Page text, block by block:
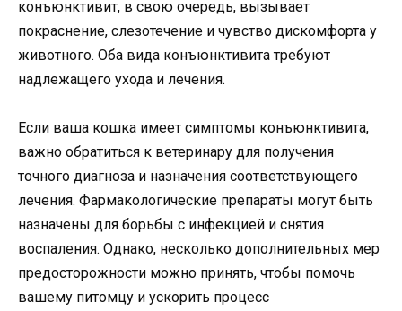
конъюнктивит, в свою очередь, вызывает
покраснение, слезотечение и чувство дискомфорта у
животного. Оба вида конъюнктивита требуют
надлежащего ухода и лечения.
Если ваша кошка имеет симптомы конъюнктивита,
важно обратиться к ветеринару для получения
точного диагноза и назначения соответствующего
лечения. Фармакологические препараты могут быть
назначены для борьбы с инфекцией и снятия
воспаления. Однако, несколько дополнительных мер
предосторожности можно принять, чтобы помочь
вашему питомцу и ускорить процесс